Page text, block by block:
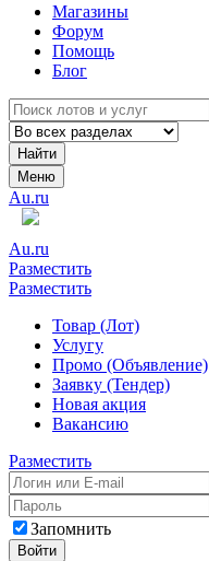
Магазины
Форум
Помощь
Блог
Найти
Меню
Au.ru
Au.ru
Разместить
Разместить
Товар (Лот)
Услугу
Промо (Объявление)
Заявку (Тендер)
Новая акция
Вакансию
Разместить
Запомнить
Войти